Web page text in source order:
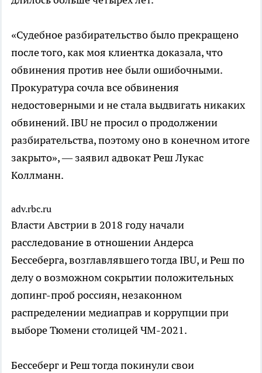
«Судебное разбирательство было прекращено
после того, как моя клиентка доказала, что
обвинения против нее были ошибочными.
Прокуратура сочла все обвинения
недостоверными и не стала выдвигать никаких
обвинений. IBU не просил о продолжении
разбирательства, поэтому оно в конечном итоге
закрыто», — заявил адвокат Реш Лукас
Коллманн.
adv.rbc.ru
Власти Австрии в 2018 году начали
расследование в отношении Андерса
Бессеберга, возглавлявшего тогда IBU, и Реш по
делу о возможном сокрытии положительных
допинг-проб россиян, незаконном
распределении медиаправ и коррупции при
выборе Тюмени столицей ЧМ-2021.
Бессеберг и Реш тогда покинули свои